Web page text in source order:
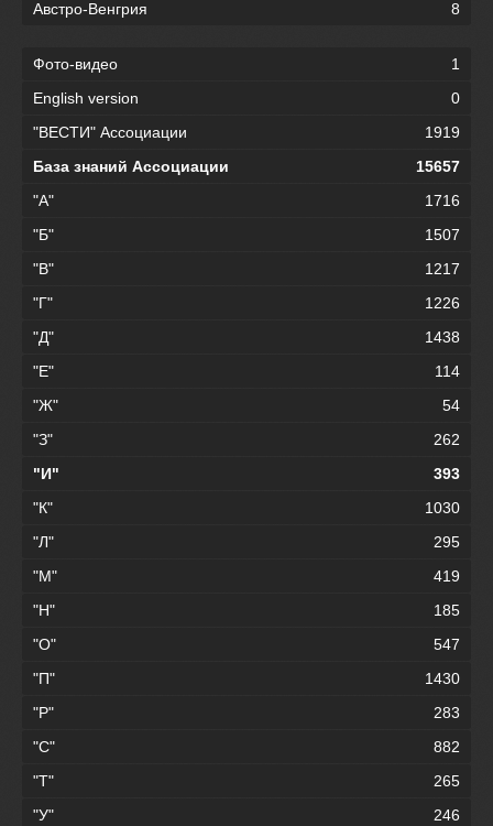
Австро-Венгрия
8
Фото-видео
1
English version
0
"ВЕСТИ" Ассоциации
1919
База знаний Ассоциации
15657
"А"
1716
"Б"
1507
"В"
1217
"Г"
1226
"Д"
1438
"Е"
114
"Ж"
54
"З"
262
"И"
393
"К"
1030
"Л"
295
"М"
419
"Н"
185
"О"
547
"П"
1430
"Р"
283
"С"
882
"Т"
265
"У"
246